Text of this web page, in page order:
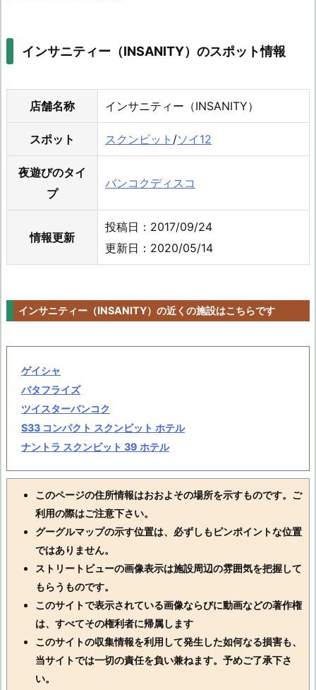
インサニティー（INSANITY）のスポット情報
店舗名称 インサニティー（INSANITY）
スポット スクンビット /ソイ12
夜遊びのタイ
プ
バンコクディスコ
情報更新
投稿日：2017/09/24
更新日：2020/05/14
インサニティー（INSANITY）の近くの施設はこちらです
ゲイシャ
バタフライズ
ツイスターバンコク
S33 コンパクト スクンビット ホテル
ナントラ スクンビット 39 ホテル
このページの住所情報はおおよその場所を示すものです。ご
利用の際はご注意下さい。
グーグルマップの示す位置は、必ずしもピンポイントな位置
ではありません。
ストリートビューの画像表示は施設周辺の雰囲気を把握して
もらうものです。
このサイトで表示されている画像ならびに動画などの著作権
は、すべてその権利者に帰属します
このサイトの収集情報を利用して発生した如何なる損害も、
当サイトでは一切の責任を負い兼ねます。予めご了承下さ
い。